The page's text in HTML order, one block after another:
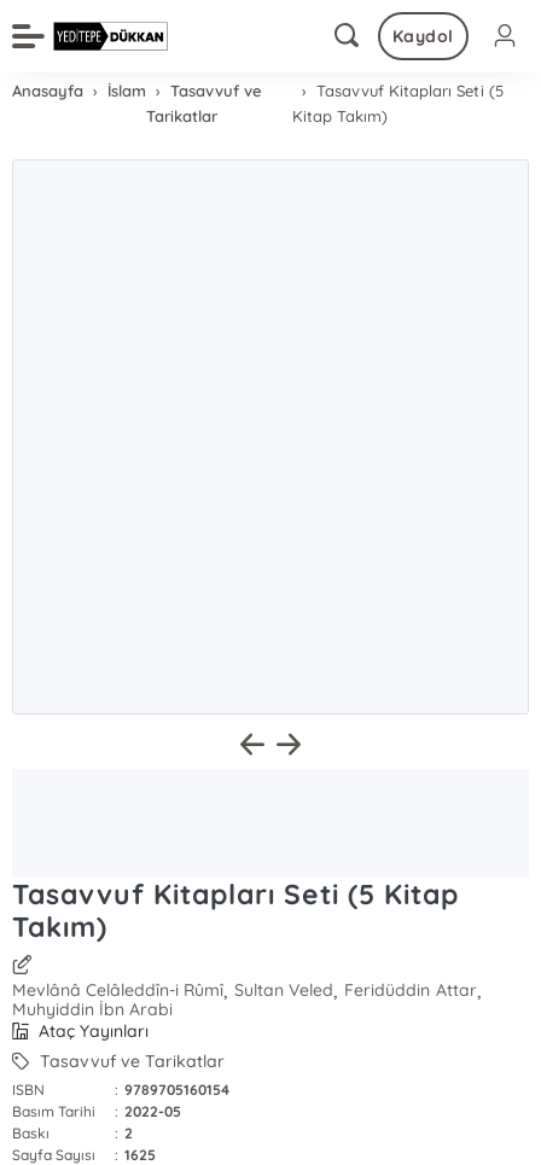
Kaydol
Anasayfa İslam
Tasavvuf ve
Tarikatlar
Tasavvuf Kitapları Seti (5
Kitap Takım)
Tasavvuf Kitapları Seti (5 Kitap
Takım)
Mevlânâ Celâleddîn-i Rûmî, Sultan Veled, Feridüddin Attar,
Muhyiddin İbn Arabi
Ataç Yayınları
Tasavvuf ve Tarikatlar
ISBN : 9789705160154
Basım Tarihi
: 2022-05
Baskı
: 2
Sayfa Sayısı
: 1625